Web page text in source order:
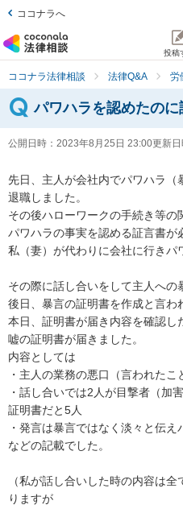
ココナラへ
投稿
ココナラ法律相談 法律Q&A 労
パワハラを認めたの
公開日時： 2023年8月25日 23:00更新日
先日、主人が会社内でパワハラ（
退職しました。
その後ハローワークの手続き等の
パワハラの事実を認める証言書が
私（妻）が代わりに会社に行きパ
その際に話し合いをして主人への
後日、暴言の証明書を作成と言わ
本日、証明書が届き内容を確認し
嘘の証明書が届きました。
内容としては
・主人の業務の悪口（言われたこ
・話し合いでは2人が目撃者（加
証明書だと5人
・発言は暴言ではなく淡々と伝
などの記載でした。
（私が話し合いした時の内容は
りますが